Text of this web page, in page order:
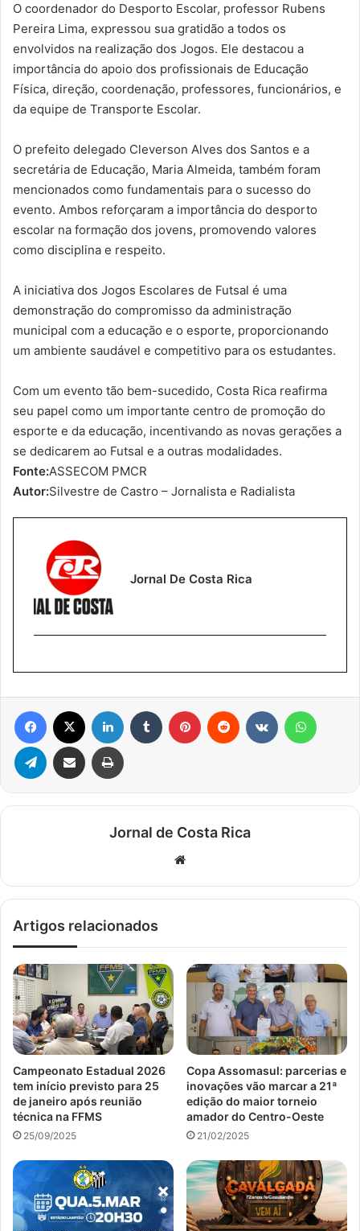
O coordenador do Desporto Escolar, professor Rubens
Pereira Lima, expressou sua gratidão a todos os
envolvidos na realização dos Jogos. Ele destacou a
importância do apoio dos profissionais de Educação
Física, direção, coordenação, professores, funcionários, e
da equipe de Transporte Escolar.
O prefeito delegado Cleverson Alves dos Santos e a
secretária de Educação, Maria Almeida, também foram
mencionados como fundamentais para o sucesso do
evento. Ambos reforçaram a importância do desporto
escolar na formação dos jovens, promovendo valores
como disciplina e respeito.
A iniciativa dos Jogos Escolares de Futsal é uma
demonstração do compromisso da administração
municipal com a educação e o esporte, proporcionando
um ambiente saudável e competitivo para os estudantes.
Com um evento tão bem-sucedido, Costa Rica reafirma
seu papel como um importante centro de promoção do
esporte e da educação, incentivando as novas gerações a
se dedicarem ao Futsal e a outras modalidades.
Fonte:ASSECOM PMCR
Autor:Silvestre de Castro – Jornalista e Radialista
Jornal De Costa Rica
Facebook Linkedin Tumblr Pinterest Reddit
Telegram Compartilhar via e-mail Imprimir
Jornal de Costa Rica
Artigos relacionados
Campeonato Estadual 2026
tem início previsto para 25
de janeiro após reunião
técnica na FFMS
25/09/2025
Copa Assomasul: parcerias e
inovações vão marcar a 21ª
edição do maior torneio
amador do Centro-Oeste
21/02/2025